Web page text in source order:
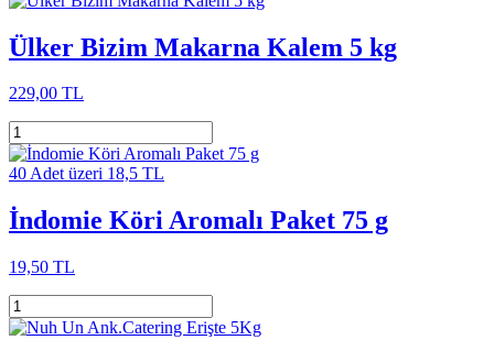
Ülker Bizim Makarna Kalem 5 kg
229,00 TL
40 Adet üzeri 18,5 TL
İndomie Köri Aromalı Paket 75 g
19,50 TL